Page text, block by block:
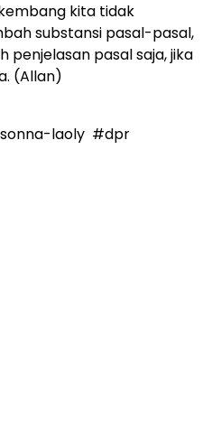
kita tidak
substansi pasal-pasal,
penjelasan pasal saja, jika
(Allan)
laoly #dpr